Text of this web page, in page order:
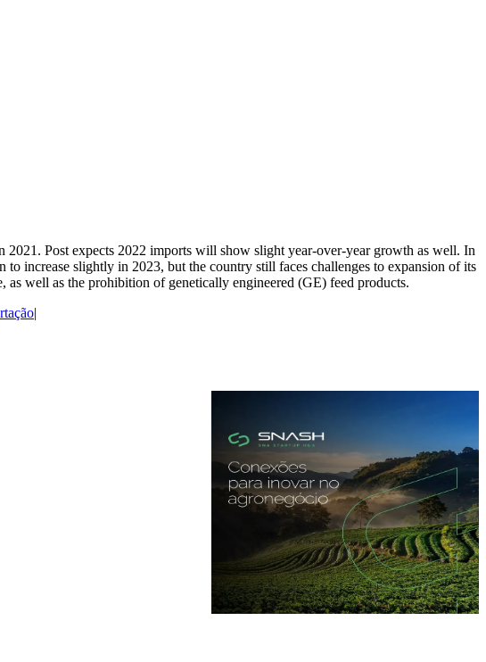
Post expects 2022 imports will show slight year-over-year growth as well. In
increase slightly in 2023, but the country still faces challenges to expansion of its
well as the prohibition of genetically engineered (GE) feed products.
|